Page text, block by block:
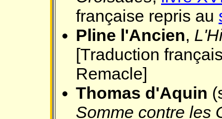
française repris au
Pline l'Ancien,
[Traduction
Remacle]
Thomas d'Aquin
Somme contre les